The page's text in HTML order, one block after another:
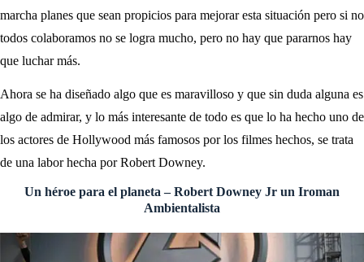
marcha planes que sean propicios para mejorar esta situación pero si no
todos colaboramos no se logra mucho, pero no hay que pararnos hay
que luchar más.
Ahora se ha diseñado algo que es maravilloso y que sin duda alguna es
algo de admirar, y lo más interesante de todo es que lo ha hecho uno de
los actores de Hollywood más famosos por los filmes hechos, se trata
de una labor hecha por Robert Downey.
Un héroe para el planeta – Robert Downey Jr un Iroman
Ambientalista